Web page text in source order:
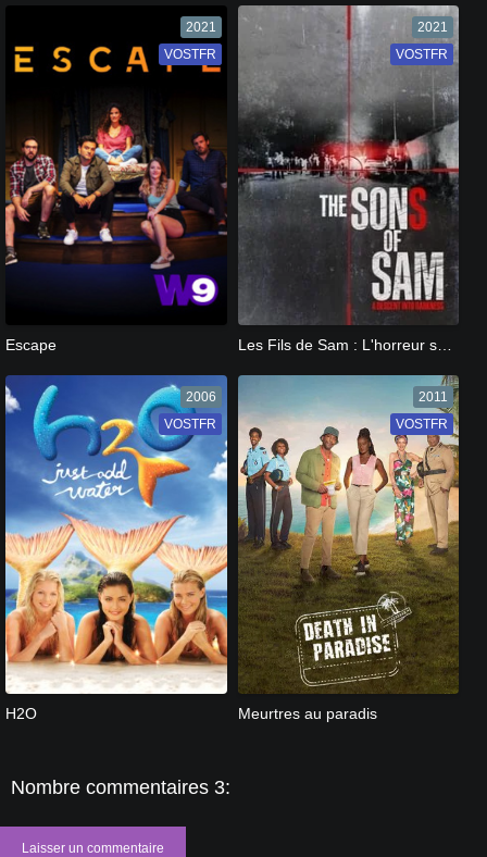
2021
VF
VOSTFR
Escape
2021
VF
VOSTFR
Les Fils de Sam : L'horreur sans fin
2006
VF
VOSTFR
H2O
2011
VF
VOSTFR
Meurtres au paradis
Nombre commentaires 3:
Laisser un commentaire